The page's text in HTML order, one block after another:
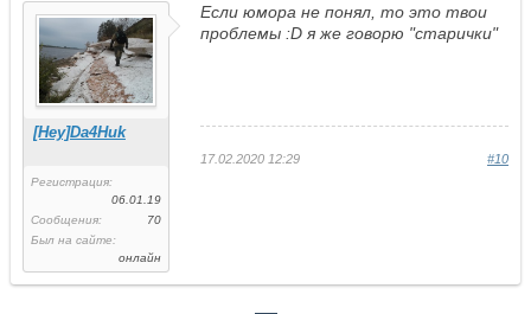
[Hey]Da4Huk
Регистрация:
06.01.19
Сообщения:
70
Был на сайте:
онлайн
Если юмора не понял, то это твои
проблемы :D я же говорю "старички"
17.02.2020 12:29 #10